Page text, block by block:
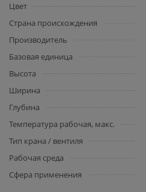
Цвет
Страна происхождения
Производитель
Базовая единица
Высота
Ширина
Глубина
Температура рабочая, макс.
Тип крана / вентиля
Рабочая среда
Сфера применения